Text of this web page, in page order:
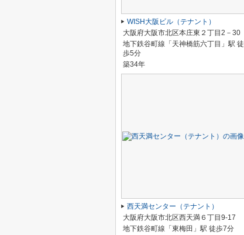
WISH大阪ビル（テナント）
大阪府大阪市北区本庄東２丁目2－30
地下鉄谷町線「天神橋筋六丁目」駅 徒
歩5分
築34年
西天満センター（テナント）
大阪府大阪市北区西天満６丁目9-17
地下鉄谷町線「東梅田」駅 徒歩7分